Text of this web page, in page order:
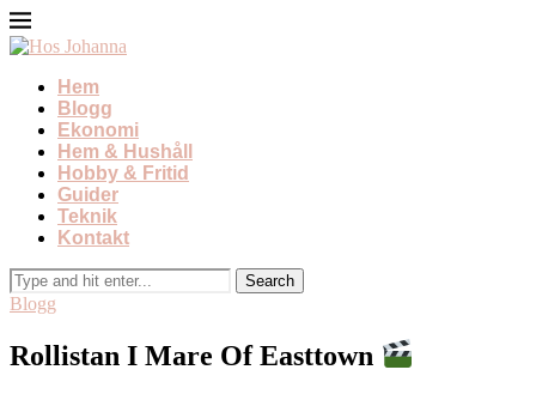
Hem
Blogg
Ekonomi
Hem & Hushåll
Hobby & Fritid
Guider
Teknik
Kontakt
Blogg
Rollistan I Mare Of Easttown